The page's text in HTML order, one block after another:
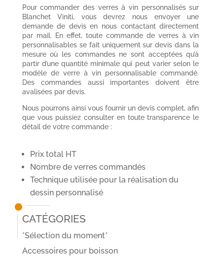
Pour commander des verres à vin personnalisés sur
Blanchet Viniti, vous devrez nous envoyer une
demande de devis en nous contactant directement
par mail. En effet, toute commande de verres à vin
personnalisables se fait uniquement sur devis dans la
mesure où les commandes ne sont acceptées qu’à
partir d’une quantité minimale qui peut varier selon le
modèle de verre à vin personnalisable commandé.
Des commandes aussi importantes doivent être
avalisées par devis.
Nous pourrons ainsi vous fournir un devis complet, afin
que vous puissiez consulter en toute transparence le
détail de votre commande :
Prix total HT
Nombre de verres commandés
Technique utilisée pour la réalisation du
dessin personnalisé
Catégories
*Sélection du moment*
Accessoires pour boisson